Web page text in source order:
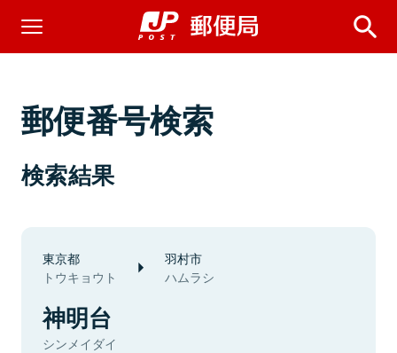
郵便番号検索
検索結果
東京都
トウキョウト
羽村市
ハムラシ
神明台
シンメイダイ